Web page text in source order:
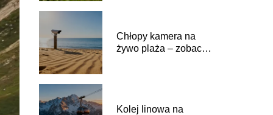
Chłopy kamera na
żywo plaża – zobacz
Kolej linowa na